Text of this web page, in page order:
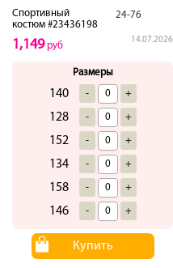
Спортивный
костюм #23436198
24-76
14.07.2026
1,149руб
Размеры
140 - +
128 - +
152 - +
134 - +
158 - +
146 - +
Купить